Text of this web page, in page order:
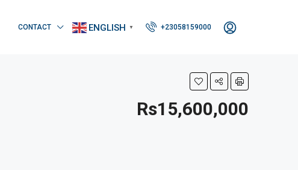
CONTACT ENGLISH ▼ +23058159000
Rs15,600,000